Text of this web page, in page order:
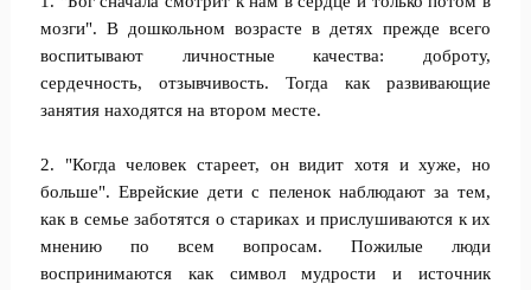
мозги". В дошкольном возрасте в детях прежде всего
воспитывают личностные качества: доброту,
сердечность, отзывчивость. Тогда как развивающие
занятия находятся на втором месте.
2. "Когда человек стареет, он видит хотя и хуже, но
больше". Еврейские дети с пеленок наблюдают за тем,
как в семье заботятся о стариках и прислушиваются к их
мнению по всем вопросам. Пожилые люди
воспринимаются как символ мудрости и источник